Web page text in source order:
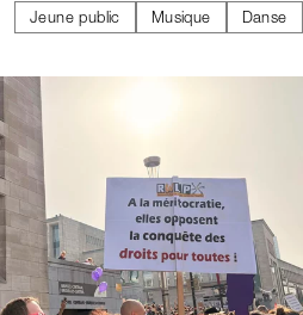
Jeune public Musique Danse